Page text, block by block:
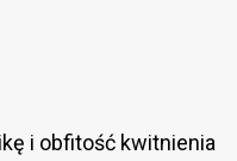
i obfitość kwitnienia